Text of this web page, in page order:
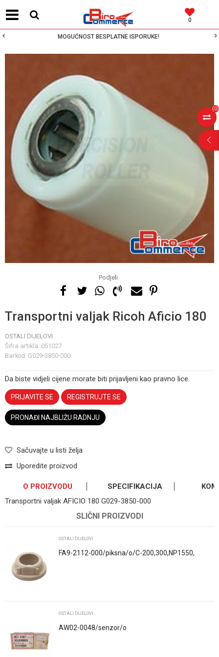
0
MOGUĆNOST BESPLATNE ISPORUKE!
(0)
Podjeli
Transportni valjak Ricoh Aficio 180
OSTALI DIJELOVI
Šifra artikla: 051027
Barkod: G029-3850-000
Da biste vidjeli cijene morate biti prijavljeni kao pravno lice.
PRIJAVITE SE REGISTRUJTE SE
PRONAĐI NAJBLIŽU RADNJU
Sačuvajte u listi želja
Uporedite proizvod
O PROIZVODU SPECIFIKACIJA
Transportni valjak AFICIO 180 G029-3850-000
Ostali dijelovi
Email
SLIČNI PROIZVODI
OSTALI DIJELOVI
FA9-2112-000/piksna/o/C-200,300,NP1550,
OSTALI DIJELOVI
AW02-0048/senzor/o